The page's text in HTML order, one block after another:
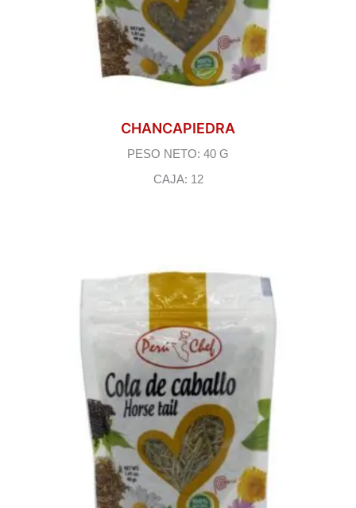
CHANCAPIEDRA
PESO NETO: 40 G
CAJA: 12